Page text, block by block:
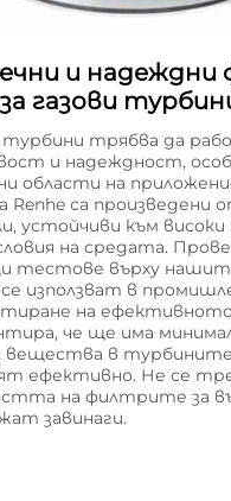
и надеждни
за газови
турбини трябва да
и надеждност,
области на
Renhe са произведени
устойчиви към
на средата.
тестове върху
използват в
на
че ще има
вещества в
ефективно. Не се
на филтрите за
завинаги.